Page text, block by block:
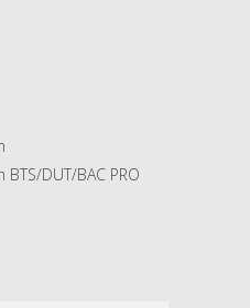
DUT/BAC PRO